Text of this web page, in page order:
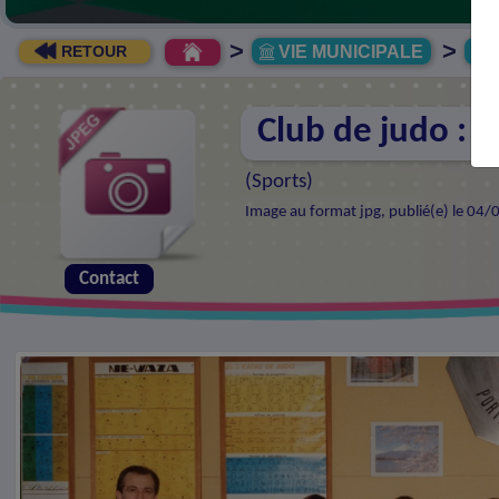
RETOUR > VIE MUNICIPALE >
Club de judo :
(Sports)
Image au format jpg, publié(e) le
Contact